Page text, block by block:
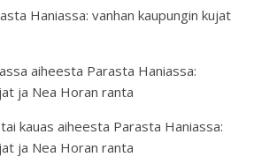
Haniassa: vanhan kaupungin kujat
aiheesta Parasta Haniassa:
ja Nea Horan ranta
kauas aiheesta Parasta Haniassa:
ja Nea Horan ranta